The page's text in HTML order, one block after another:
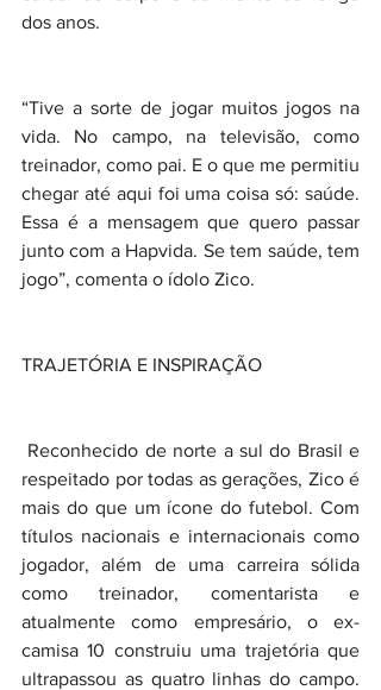
dos anos.
“Tive a sorte de jogar muitos jogos na
vida. No campo, na televisão, como
treinador, como pai. E o que me permitiu
chegar até aqui foi uma coisa só: saúde.
Essa é a mensagem que quero passar
junto com a Hapvida. Se tem saúde, tem
jogo”, comenta o ídolo Zico.
TRAJETÓRIA E INSPIRAÇÃO
Reconhecido de norte a sul do Brasil e
respeitado por todas as gerações, Zico é
mais do que um ícone do futebol. Com
títulos nacionais e internacionais como
jogador, além de uma carreira sólida
como treinador, comentarista e
atualmente como empresário, o ex-
camisa 10 construiu uma trajetória que
ultrapassou as quatro linhas do campo.